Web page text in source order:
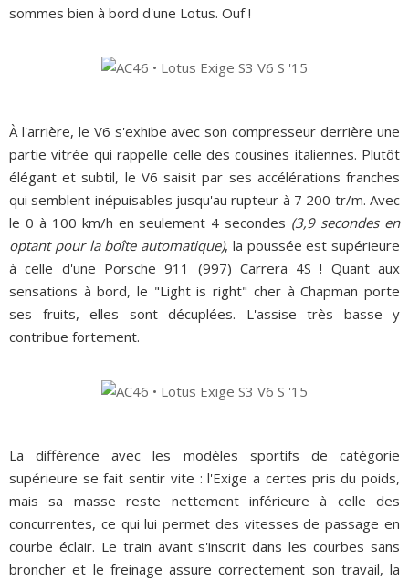
sommes bien à bord d'une Lotus. Ouf !
À l'arrière, le V6 s'exhibe avec son compresseur derrière une
partie vitrée qui rappelle celle des cousines italiennes. Plutôt
élégant et subtil, le V6 saisit par ses accélérations franches
qui semblent inépuisables jusqu'au rupteur à 7 200 tr/m. Avec
le 0 à 100 km/h en seulement 4 secondes (3,9 secondes en
optant pour la boîte automatique), la poussée est supérieure
à celle d'une Porsche 911 (997) Carrera 4S ! Quant aux
sensations à bord, le "Light is right" cher à Chapman porte
ses fruits, elles sont décuplées. L'assise très basse y
contribue fortement.
La différence avec les modèles sportifs de catégorie
supérieure se fait sentir vite : l'Exige a certes pris du poids,
mais sa masse reste nettement inférieure à celle des
concurrentes, ce qui lui permet des vitesses de passage en
courbe éclair. Le train avant s'inscrit dans les courbes sans
broncher et le freinage assure correctement son travail, la